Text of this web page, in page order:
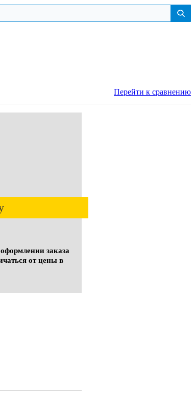
Перейти к сравнению
заказа
от цены в